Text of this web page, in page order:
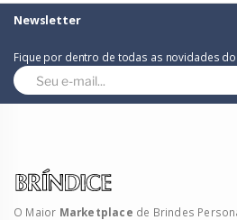
Newsletter
Fique por dentro de todas as novidades
O Maior Marketplace de Brindes